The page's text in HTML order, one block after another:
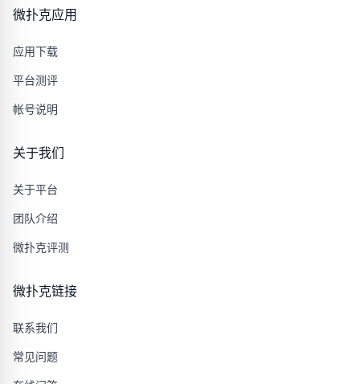
微扑克应用
应用下载
平台测评
帐号说明
关于我们
关于平台
团队介绍
微扑克评测
微扑克链接
联系我们
常见问题